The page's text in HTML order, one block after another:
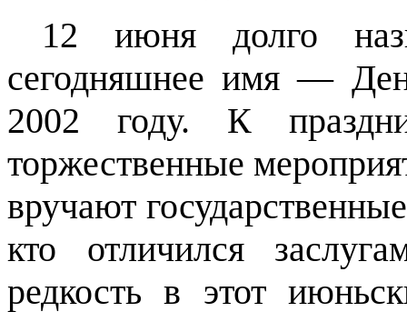
12 июня долго
сегодняшнее имя —
2002 году.
К
торжественные
вручают
кто отличился
редкость в этот